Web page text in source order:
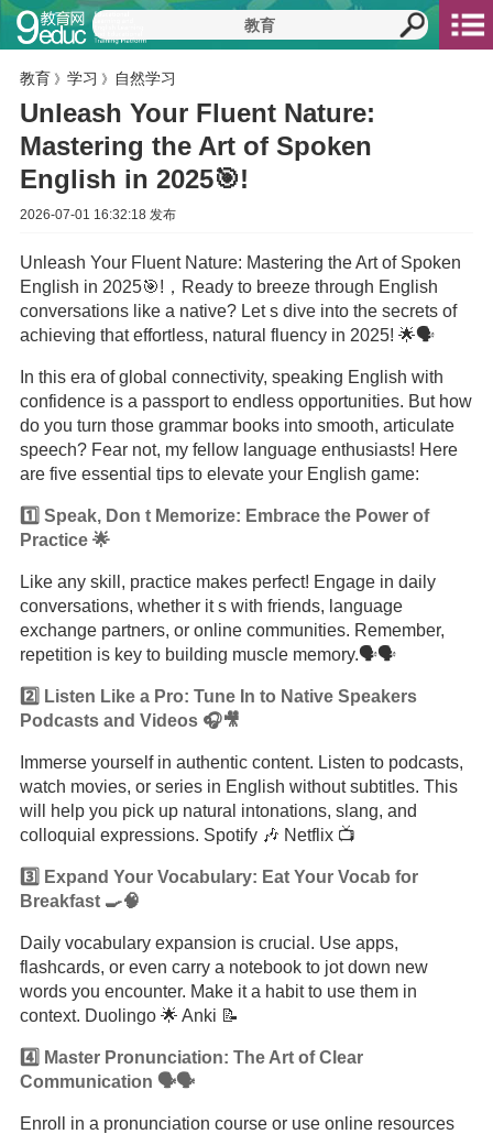
教育 》 学习 》 自然学习
Unleash Your Fluent Nature:
Mastering the Art of Spoken
English in 2025🎯!
2026-07-01 16:32:18 发布
Unleash Your Fluent Nature: Mastering the Art of Spoken
English in 2025🎯!，Ready to breeze through English
conversations like a native? Let s dive into the secrets of
achieving that effortless, natural fluency in 2025! 🌟🗣️
In this era of global connectivity, speaking English with
confidence is a passport to endless opportunities. But how
do you turn those grammar books into smooth, articulate
speech? Fear not, my fellow language enthusiasts! Here
are five essential tips to elevate your English game:
1️⃣ Speak, Don t Memorize: Embrace the Power of
Practice 🌟
Like any skill, practice makes perfect! Engage in daily
conversations, whether it s with friends, language
exchange partners, or online communities. Remember,
repetition is key to building muscle memory.🗣️🗣️
2️⃣ Listen Like a Pro: Tune In to Native Speakers
Podcasts and Videos 🎧🎥
Immerse yourself in authentic content. Listen to podcasts,
watch movies, or series in English without subtitles. This
will help you pick up natural intonations, slang, and
colloquial expressions. Spotify 🎶 Netflix 📺
3️⃣ Expand Your Vocabulary: Eat Your Vocab for
Breakfast 🍳🧠
Daily vocabulary expansion is crucial. Use apps,
flashcards, or even carry a notebook to jot down new
words you encounter. Make it a habit to use them in
context. Duolingo 🌟 Anki 📝
4️⃣ Master Pronunciation: The Art of Clear
Communication 🗣️🗣️
Enroll in a pronunciation course or use online resources